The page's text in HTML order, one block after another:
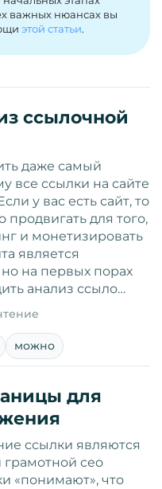
важных нюансах вы
этой статьи.
ссылочной
даже самый
все ссылки на сайте
у вас есть сайт, то
для того,
и монетизировать
является
на первых порах
анализ ссыло…
можно
для
ссылки являются
сео
«понимают», что